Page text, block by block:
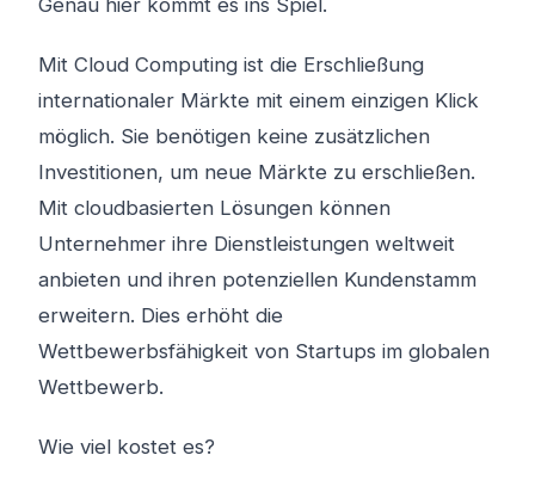
Mit Cloud Computing ist die Erschließung
internationaler Märkte mit einem einzigen Klick
möglich. Sie benötigen keine zusätzlichen
Investitionen, um neue Märkte zu erschließen.
Mit cloudbasierten Lösungen können
Unternehmer ihre Dienstleistungen weltweit
anbieten und ihren potenziellen Kundenstamm
erweitern. Dies erhöht die
Wettbewerbsfähigkeit von Startups im globalen
Wettbewerb.
Wie viel kostet es?